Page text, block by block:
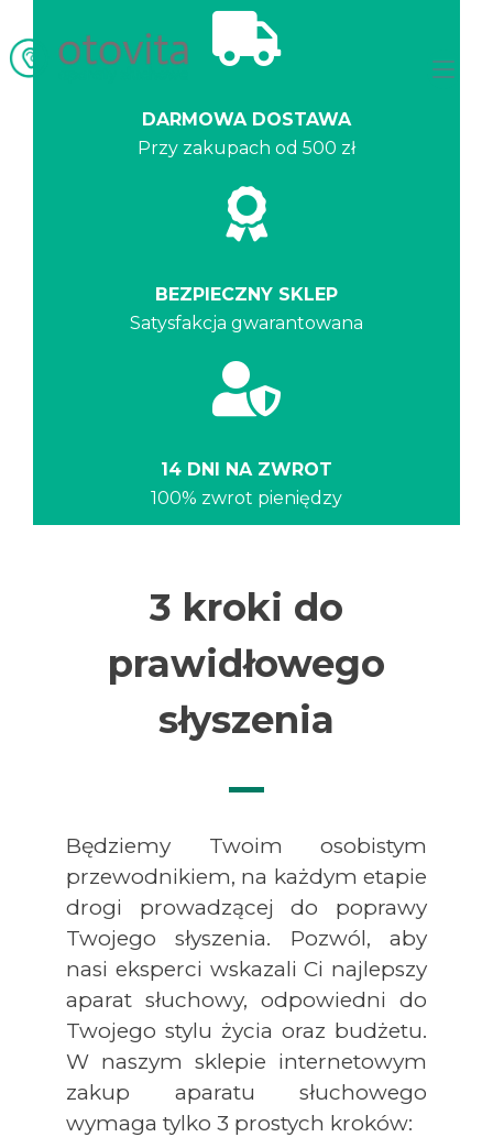
DARMOWA DOSTAWA
Przy zakupach od 500 zł
BEZPIECZNY SKLEP
Satysfakcja gwarantowana
14 DNI NA ZWROT
100% zwrot pieniędzy
3 kroki do
prawidłowego
słyszenia
Będziemy Twoim osobistym
przewodnikiem, na każdym etapie
drogi prowadzącej do poprawy
Twojego słyszenia. Pozwól, aby
nasi eksperci wskazali Ci najlepszy
aparat słuchowy, odpowiedni do
Twojego stylu życia oraz budżetu.
W naszym sklepie internetowym
zakup aparatu słuchowego
wymaga tylko 3 prostych kroków: